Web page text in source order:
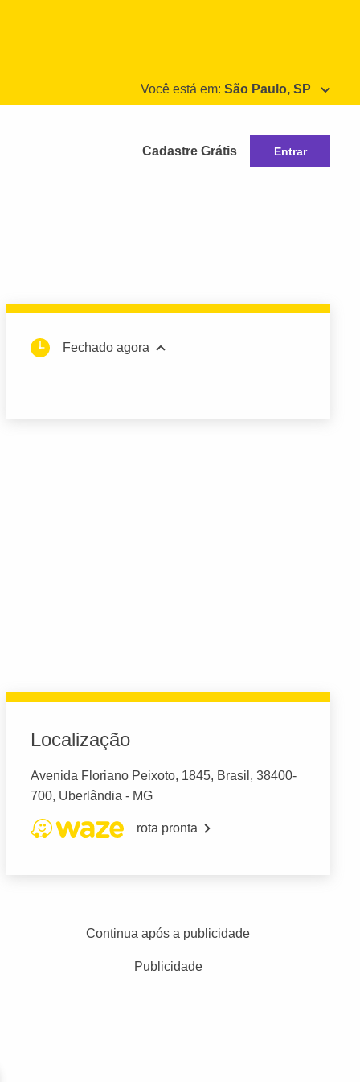
Você está em: São Paulo, SP
Cadastre Grátis Entrar
Fechado agora
Localização
Avenida Floriano Peixoto, 1845, Brasil, 38400-
700, Uberlândia - MG
rota pronta
Continua após a publicidade
Publicidade